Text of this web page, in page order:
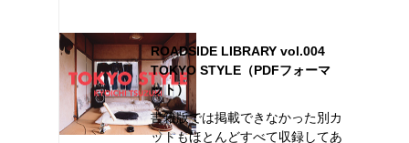
ROADSIDE LIBRARY vol.004
TOKYO STYLE（PDFフォーマ
ット）
書籍版では掲載できなかった別カ
ットもほとんどすべて収録してあ